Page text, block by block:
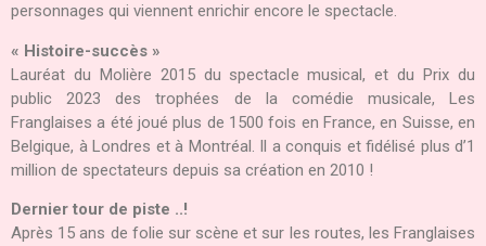
personnages qui viennent enrichir encore le spectacle.
« Histoire-succès »
Lauréat du Molière 2015 du spectacle musical, et du Prix du
public 2023 des trophées de la comédie musicale, Les
Franglaises a été joué plus de 1500 fois en France, en Suisse, en
Belgique, à Londres et à Montréal. Il a conquis et fidélisé plus d’1
million de spectateurs depuis sa création en 2010 !
Dernier tour de piste ..!
Après 15 ans de folie sur scène et sur les routes, les Franglaises